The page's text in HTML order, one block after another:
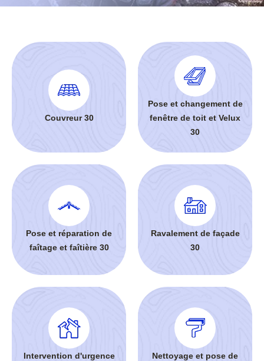
Couvreur 30
Pose et changement de
fenêtre de toit et Velux
30
Pose et réparation de
faîtage et faîtière 30
Ravalement de façade
30
Intervention d'urgence
Nettoyage et pose de